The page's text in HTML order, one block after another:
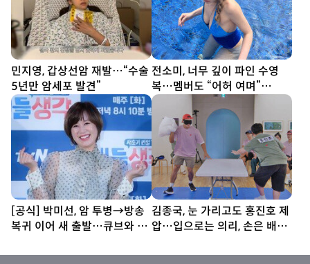
민지영, 갑상선암 재발…“수술
5년만 암세포 발견”
전소미, 너무 깊이 파인 수영
복…멤버도 “어허 여며”
[DA★]
[공식] 박미선, 암 투병→방송
복귀 이어 새 출발…큐브와 6
김종국, 눈 가리고도 홍진호 제
압…입으로는 의리, 손은 배신